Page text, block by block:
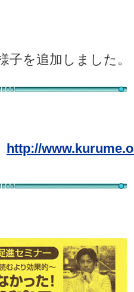
子を追加しました
http://